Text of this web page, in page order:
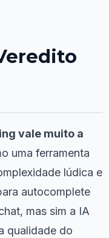
vale muito a
uma ferramenta
lúdica e
autocomplete
mas sim a IA
qualidade do